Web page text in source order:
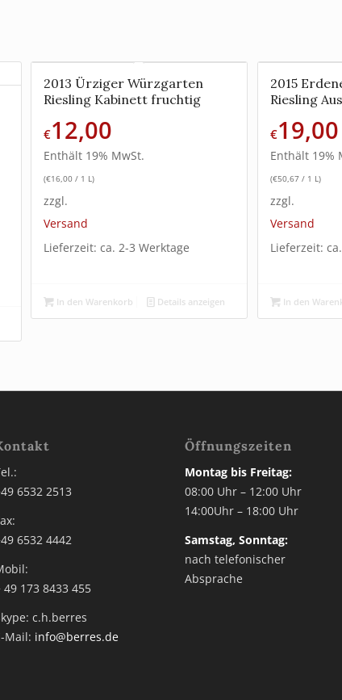
2013 Ürziger Würzgarten
Riesling Kabinett fruchtig
€12,00
Enthält 19% MwSt.
(€16,00 / 1 L)
zzgl.
Versand
Lieferzeit: ca. 2-3 Werktage
In den Warenkorb Details anzeigen
2015
Riesling
€19,00
Enthält 19%
(€50,67/ 1 L)
zzgl.
Versand
Lieferzeit:
In den
6532 2513
6532 4442
49 173 8433 455
c.h.berres
Mail: info@berres.de
Öffnungszeiten
Montag bis Freitag:
08:00 Uhr – 12:00 Uhr
14:00Uhr – 18:00 Uhr
Samstag, Sonntag:
nach telefonischer
Absprache